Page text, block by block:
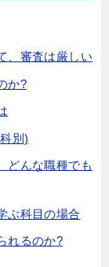
、審査は厳しい
か?
別)
どんな職種でも
ぶ科目の場合
れるのか?